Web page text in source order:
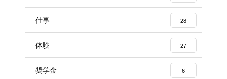
仕事 28
体験 27
奨学金 6